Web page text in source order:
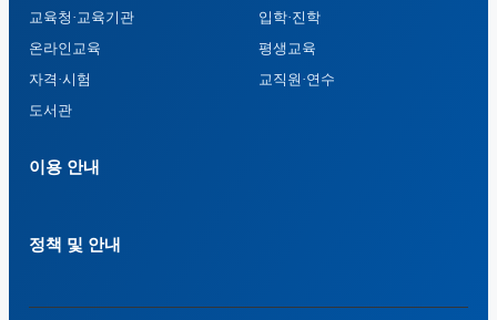
교육청·교육기관
입학·진학
온라인교육
평생교육
자격·시험
교직원·연수
도서관
이용 안내
정책 및 안내